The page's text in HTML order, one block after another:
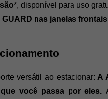
*, disponível para uso
GUARD nas janelas frontais
versátil ao estacionar: A
você passa por eles.